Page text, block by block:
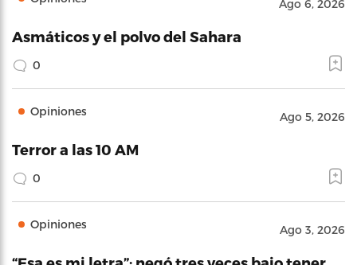
Ago 6, 2026
Asmáticos y el polvo del Sahara
0
Opiniones Ago 5, 2026
Terror a las 10 AM
0
Opiniones Ago 3, 2026